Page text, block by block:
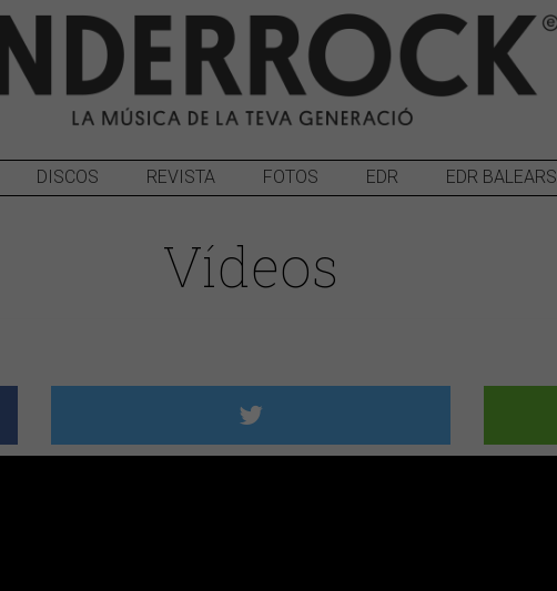
DISCOS REVISTA FOTOS EDR EDR BALEARS
Vídeos